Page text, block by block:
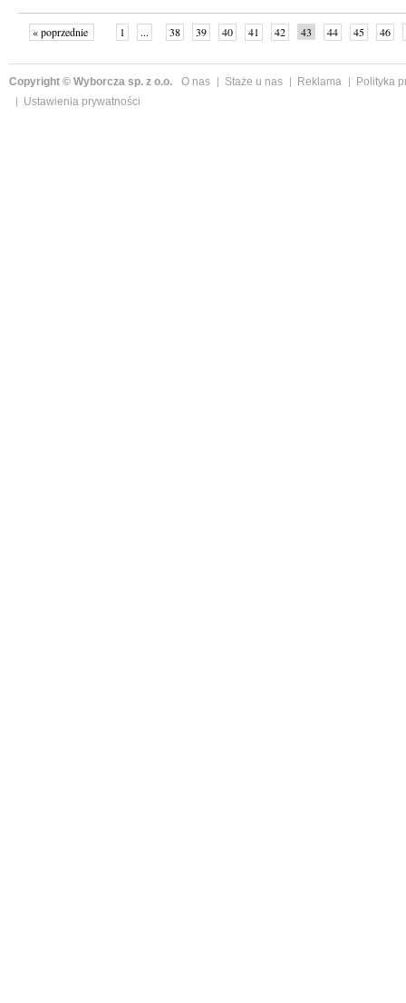
« poprzednie 1 ... 38 39 40 41 42 43 44 45 46
Copyright © Wyborcza sp. z o.o. O nas Staże u nas Reklama
Polityka
Ustawienia prywatności